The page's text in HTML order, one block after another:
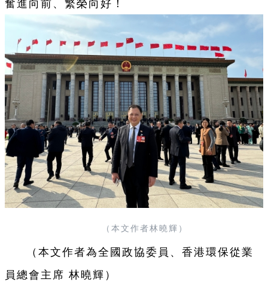
奮進向前、繁榮向好！
（本文作者林曉輝）
（本文作者為全國政協委員、香港環保從業
員總會主席 林曉輝 ）